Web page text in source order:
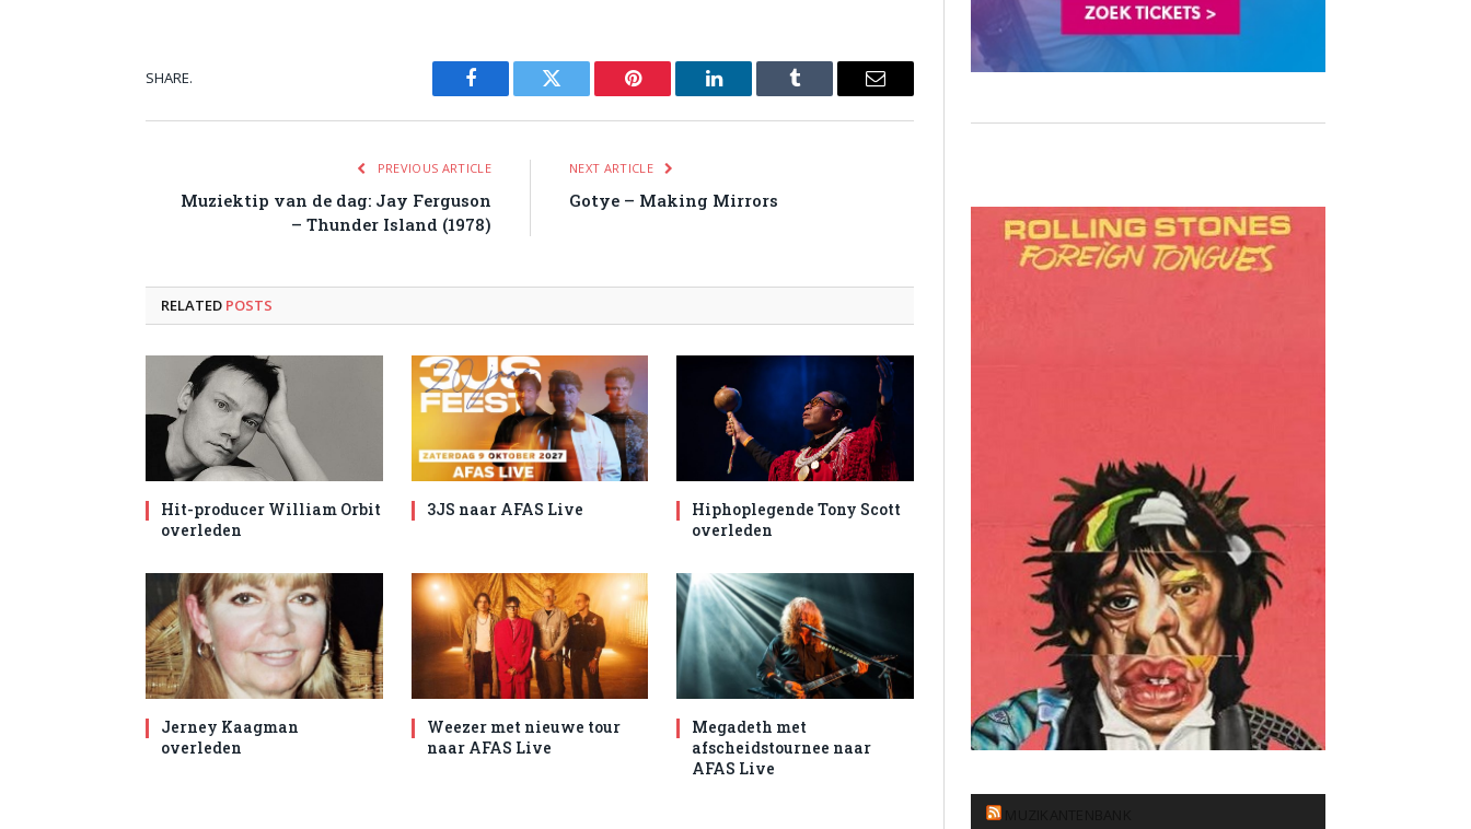
SHARE.
Facebook Twitter Pinterest LinkedIn Tumblr Email
PREVIOUS ARTICLE
Muziektip van de dag: Jay Ferguson
– Thunder Island (1978)
NEXT ARTICLE
Gotye – Making Mirrors
RELATED POSTS
Hit-producer William Orbit
overleden
3JS naar AFAS Live
Hiphoplegende Tony Scott
overleden
Jerney Kaagman
overleden
Weezer met nieuwe tour
naar AFAS Live
Megadeth met
afscheidstournee naar
AFAS Live